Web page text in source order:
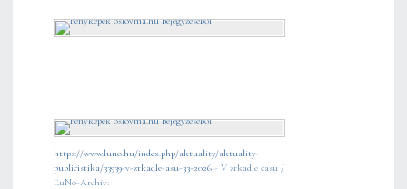
https://www.luno.hu/index.php/aktuality/aktuality-
publicistika/33939-v-zrkadle-asu-33-2026 - V zrkadle času /
ĽuNo-Archív: